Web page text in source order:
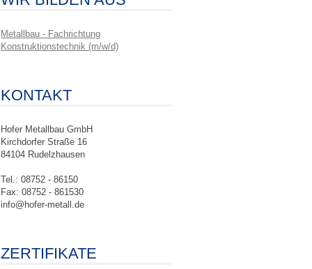
Metallbau - Fachrichtung
Konstruktionstechnik (m/w/d)
KONTAKT
Hofer Metallbau GmbH
Kirchdorfer Straße 16
84104 Rudelzhausen
Tel.: 08752 - 86150
Fax: 08752 - 861530
info@hofer-metall.de
ZERTIFIKATE